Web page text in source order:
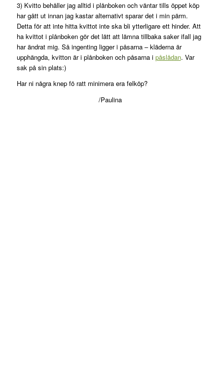
3) Kvitto behåller jag alltid i plånboken och väntar tills öppet köp
har gått ut innan jag kastar alternativt sparar det i min pärm.
Detta för att inte hitta kvittot inte ska bli ytterligare ett hinder. Att
ha kvittot i plånboken gör det lätt att lämna tillbaka saker ifall jag
har ändrat mig. Så ingenting ligger i påsarna – kläderna är
upphängda, kvitton är i plånboken och påsarna i påslådan. Var
sak på sin plats:)
Har ni några knep fö ratt minimera era felköp?
/Paulina